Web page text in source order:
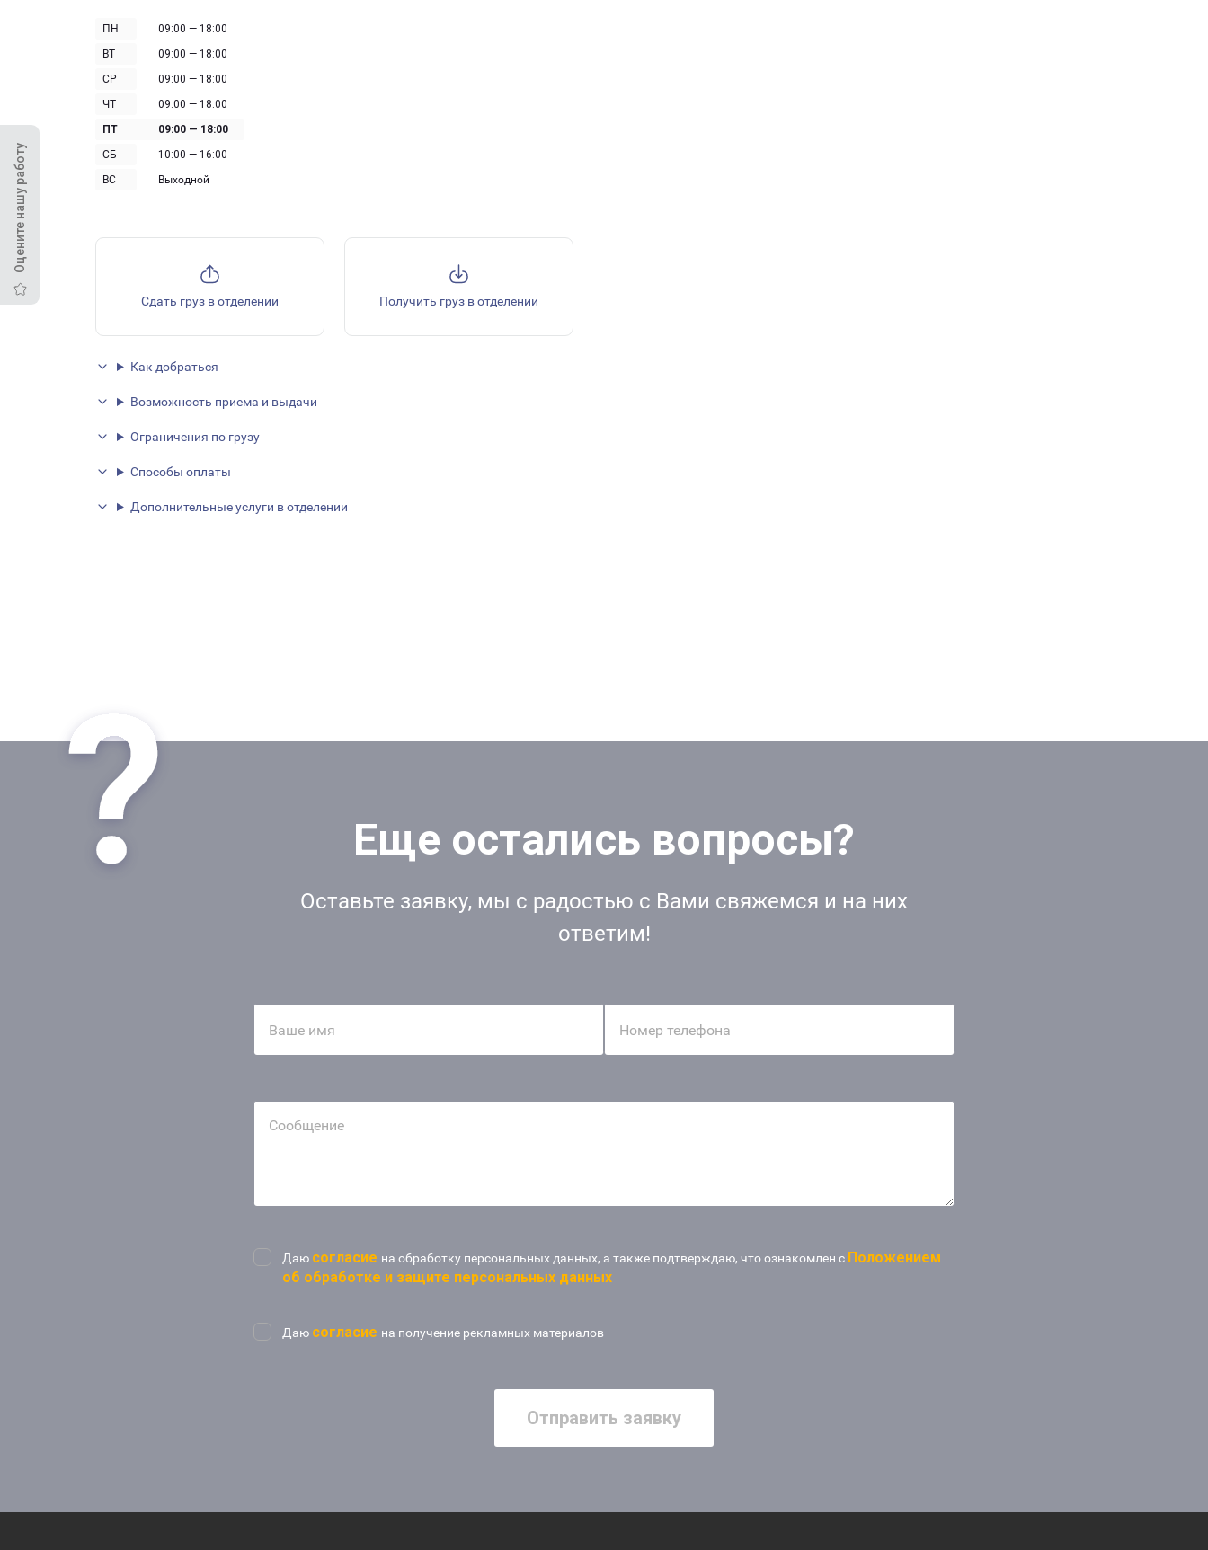
Оцените нашу работу
ПН
09:00 — 18:00
ВТ
09:00 — 18:00
СР
09:00 — 18:00
ЧТ
09:00 — 18:00
ПТ
09:00 — 18:00
СБ
10:00 — 16:00
ВС
Выходной
Сдать груз в отделении Получить груз в отделении
Как добраться
Возможность приема и выдачи
Ограничения по грузу
Способы оплаты
Дополнительные услуги в отделении
Еще остались вопросы?
Оставьте заявку, мы с радостью с Вами свяжемся и на них
ответим!
Ваше имя Номер телефона
Сообщение
Даю согласие на обработку персональных данных, а также подтверждаю, что ознакомлен с Положением
об обработке и защите персональных данных
Даю согласие на получение рекламных материалов
Отправить заявку